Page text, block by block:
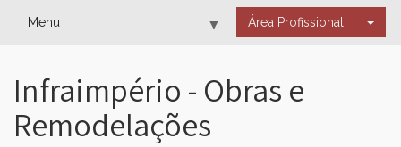
Menu ▼
▼
Área Profissional
Infraimpério - Obras e
Remodelações